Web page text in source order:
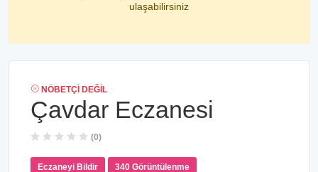
ulaşabilirsiniz
NÖBETÇI DEĞIL
Çavdar Eczanesi
(0)
Eczaneyi Bildir 340 Görüntülenme